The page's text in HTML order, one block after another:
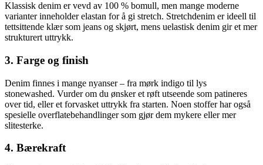
Klassisk denim er vevd av 100 % bomull, men mange moderne
varianter inneholder elastan for å gi stretch. Stretchdenim er ideell til
tettsittende klær som jeans og skjørt, mens uelastisk denim gir et mer
strukturert uttrykk.
3. Farge og finish
Denim finnes i mange nyanser – fra mørk indigo til lys
stonewashed. Vurder om du ønsker et røft utseende som patineres
over tid, eller et forvasket uttrykk fra starten. Noen stoffer har også
spesielle overflatebehandlinger som gjør dem mykere eller mer
slitesterke.
4. Bærekraft